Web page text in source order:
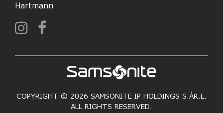
Hartmann
COPYRIGHT © 2026 SAMSONITE IP HOLDINGS S.ÀR.L.
ALL RIGHTS RESERVED.